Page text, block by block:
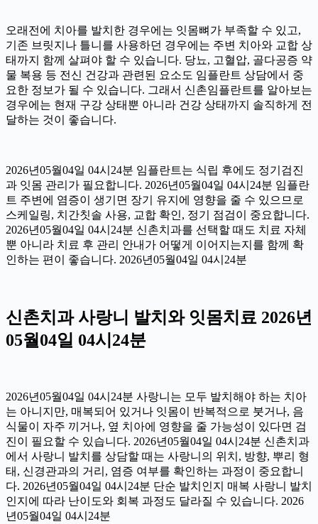
오래전에 치아를 발치한 경우에는 잇몸뼈가 부족할 수 있고,
기존 브릿지나 틀니를 사용하던 경우에는 주변 치아와 교합 상
태까지 함께 살펴야 할 수 있습니다. 당뇨, 고혈압, 골다공증 약
물 복용 등 전신 건강과 관련된 요소도 임플란트 상담에서 중
요한 정보가 될 수 있습니다. 그래서 신촌임플란트를 알아보는
경우에는 현재 구강 상태뿐 아니라 건강 상태까지 솔직하게 전
달하는 것이 좋습니다.
2026년05월04일 04시24분 임플란트는 식립 후에도 정기검진
과 잇몸 관리가 필요합니다. 2026년05월04일 04시24분 임플란
트 주변에 염증이 생기면 장기 유지에 영향을 줄 수 있으므로
스케일링, 치간칫솔 사용, 교합 확인, 정기 점검이 중요합니다.
2026년05월04일 04시24분 신촌치과를 선택할 때도 치료 자체
뿐 아니라 치료 후 관리 안내가 어떻게 이어지는지를 함께 확
인하는 편이 좋습니다. 2026년05월04일 04시24분
신촌치과 사랑니 발치와 잇몸치료 2026년
05월04일 04시24분
2026년05월04일 04시24분 사랑니는 모두 발치해야 하는 치아
는 아니지만, 매복되어 있거나 잇몸이 반복적으로 붓거나, 음
식물이 자주 끼거나, 옆 치아에 영향을 줄 가능성이 있다면 검
진이 필요할 수 있습니다. 2026년05월04일 04시24분 신촌치과
에서 사랑니 발치를 상담할 때는 사랑니의 위치, 방향, 뿌리 형
태, 신경관과의 거리, 염증 여부를 확인하는 과정이 중요합니
다. 2026년05월04일 04시24분 단순 발치인지 매복 사랑니 발치
인지에 따라 난이도와 회복 과정도 달라질 수 있습니다. 2026
년05월04일 04시24분